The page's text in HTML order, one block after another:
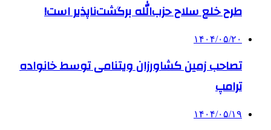
طرح خلع سلاح حزب‌الله برگشت‌ناپذیر است!
۱۴۰۴/۰۵/۲۰
تصاحب زمین کشاورزان ویتنامی توسط خانواده
ترامپ
۱۴۰۴/۰۵/۱۹